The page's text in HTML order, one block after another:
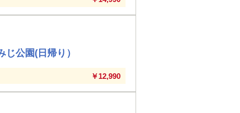
公園(日帰り）
￥12,990